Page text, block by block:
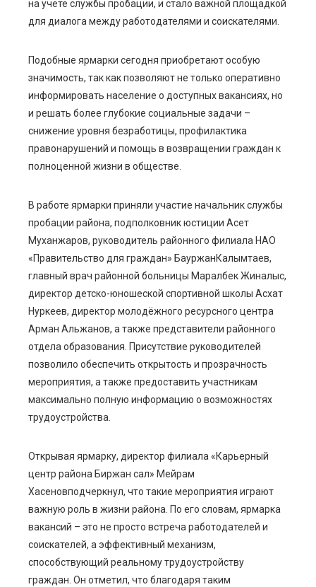
на учёте службы пробации, и стало важной площадкой
для диалога между работодателями и соискателями.
Подобные ярмарки сегодня приобретают особую
значимость, так как позволяют не только оперативно
информировать население о доступных вакансиях, но
и решать более глубокие социальные задачи –
снижение уровня безработицы, профилактика
правонарушений и помощь в возвращении граждан к
полноценной жизни в обществе.
В работе ярмарки приняли участие начальник службы
пробации района, подполковник юстиции Асет
Муханжаров, руководитель районного филиала НАО
«Правительство для граждан» БауржанКалымтаев,
главный врач районной больницы МаралбекЖиналыс,
директор детско-юношеской спортивной школы Асхат
Нуркеев, директор молодёжного ресурсного центра
Арман Альжанов, а также представители районного
отдела образования. Присутствие руководителей
позволило обеспечить открытость и прозрачность
мероприятия, а также предоставить участникам
максимально полную информацию о возможностях
трудоустройства.
Открывая ярмарку, директор филиала «Карьерный
центр района Биржан сал» Мейрам
Хасеновподчеркнул, что такие мероприятия играют
важную роль в жизни района. По его словам, ярмарка
вакансий – это не просто встреча работодателей и
соискателей, а эффективный механизм,
способствующий реальному трудоустройству
граждан. Он отметил, что благодаря таким